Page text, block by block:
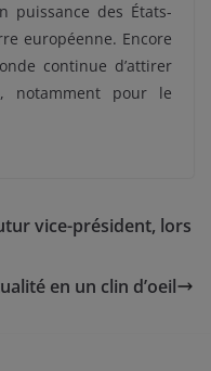
puissance des États-
européenne. Encore
continue d’attirer
notamment pour le
vice-président, lors
en un clin d’oeil